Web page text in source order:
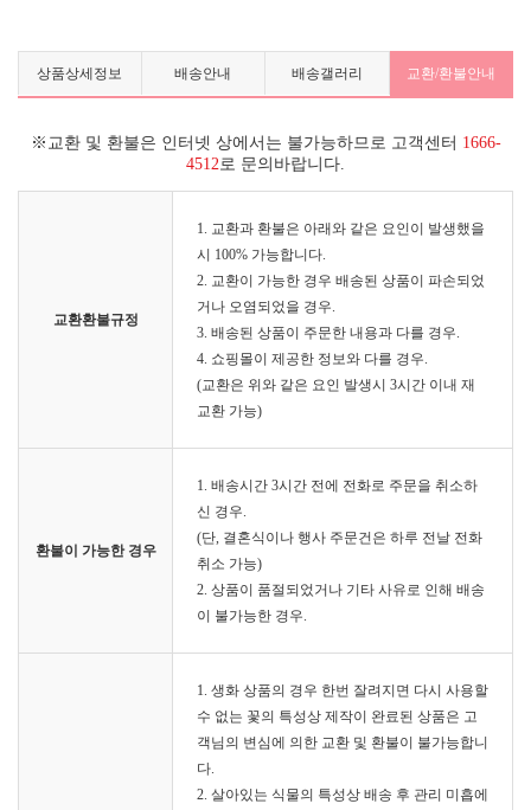
상품상세정보 배송안내 배송갤러리 교환/환불안내
※교환 및 환불은 인터넷 상에서는 불가능하므로 고객센터 1666-
4512 로 문의바랍니다.
교환환불규정
1. 교환과 환불은 아래와 같은 요인이 발생했을
시 100% 가능합니다.
2. 교환이 가능한 경우 배송된 상품이 파손되었
거나 오염되었을 경우.
3. 배송된 상품이 주문한 내용과 다를 경우.
4. 쇼핑몰이 제공한 정보와 다를 경우.
(교환은 위와 같은 요인 발생시 3시간 이내 재
교환 가능)
환불이 가능한 경우
1. 배송시간 3시간 전에 전화로 주문을 취소하
신 경우.
(단, 결혼식이나 행사 주문건은 하루 전날 전화
취소 가능)
2. 상품이 품절되었거나 기타 사유로 인해 배송
이 불가능한 경우.
1. 생화 상품의 경우 한번 잘려지면 다시 사용할
수 없는 꽃의 특성상 제작이 완료된 상품은 고
객님의 변심에 의한 교환 및 환불이 불가능합니
다.
2. 살아있는 식물의 특성상 배송 후 관리 미흡에